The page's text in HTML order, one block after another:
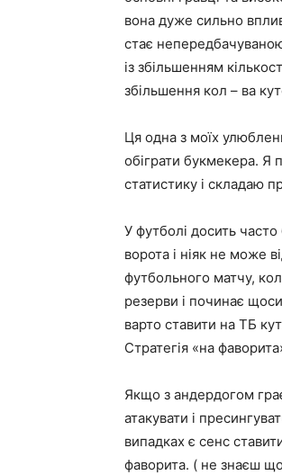
вона дуже сильно
стає
із збільшенням
збільшення кол – ва
Ця одна з моїх
обіграти букмекера. Я
статистику і складаю
У футболі досить
ворота і ніяк не може
футбольного матчу,
резерви і починає
варто ставити на ТБ
Стратегія «на
Якщо з андердогом
атакувати і
випадках є сенс
фаворита. ( не знаєш